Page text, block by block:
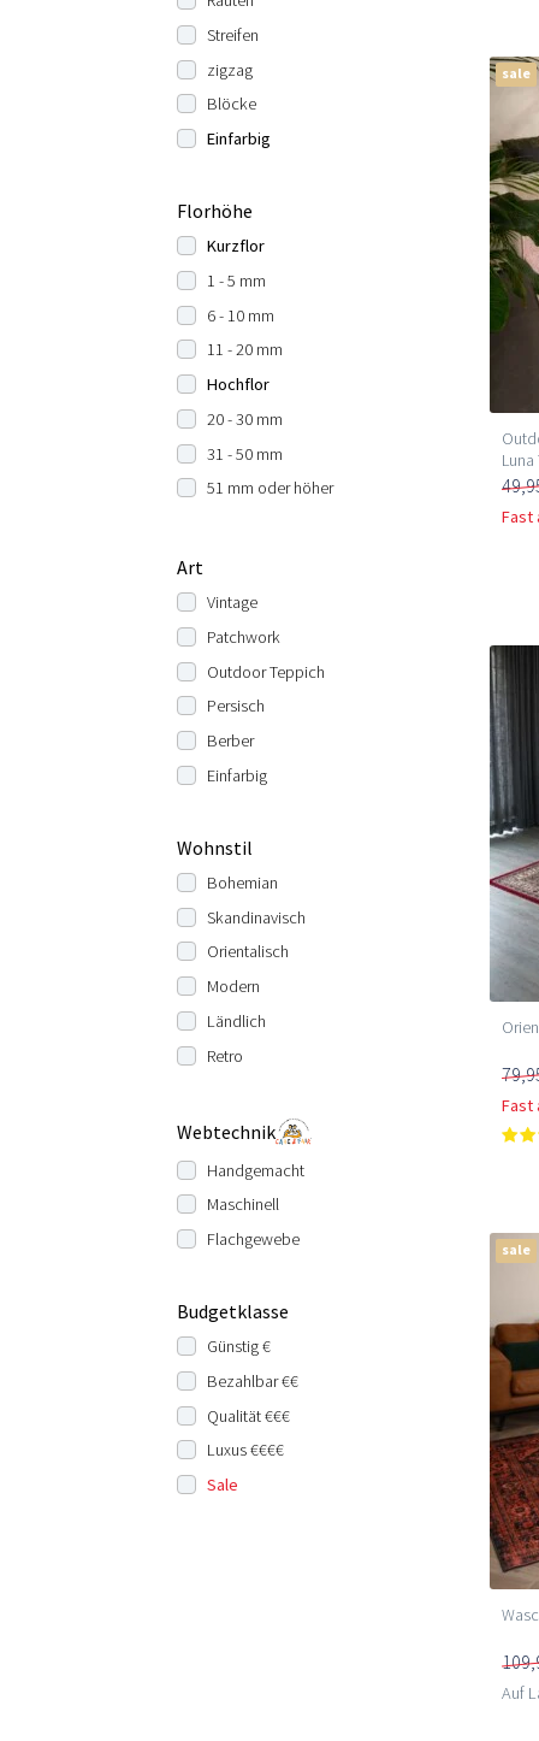
Streifen
zigzag
Blöcke
Einfarbig
Florhöhe
Kurzflor
1 - 5 mm
6 - 10 mm
11 - 20 mm
Hochflor
20 - 30 mm
31 - 50 mm
51 mm oder höher
Art
Vintage
Patchwork
Outdoor Teppich
Persisch
Berber
Einfarbig
Wohnstil
Bohemian
Skandinavisch
Orientalisch
Modern
Ländlich
Retro
Webtechnik
Handgemacht
Maschinell
Flachgewebe
Budgetklasse
Günstig €
Bezahlbar €€
Qualität €€€
Luxus €€€€
Sale
sale
Fast
Fast
sale
Auf